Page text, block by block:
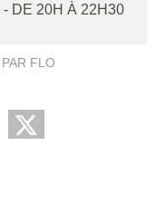
- DE 20H À 22H30
PAR FLO